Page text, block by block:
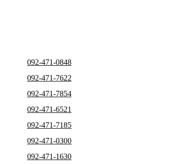
092-471-0848
092-471-7622
092-471-7854
092-471-6521
092-471-7185
092-471-0300
092-471-1630